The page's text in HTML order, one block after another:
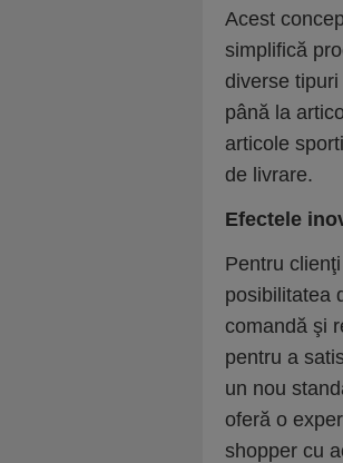
Acest
simplifică
diverse
până la
articole
de livrare.
Efectele
Pentru
posibilitatea
comandă şi
pentru a
un nou
oferă o
shopper cu